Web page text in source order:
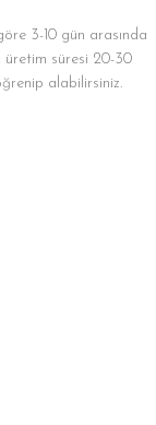
3-10 gün arasında
üretim süresi 20-30
alabilirsiniz.